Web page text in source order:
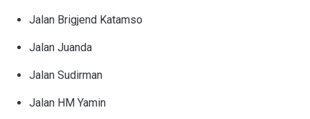
Jalan Brigjend Katamso
Jalan Juanda
Jalan Sudirman
Jalan HM Yamin